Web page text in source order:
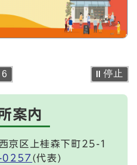
停止
6
案内
区上桂森下町25-1
0257 (代表)